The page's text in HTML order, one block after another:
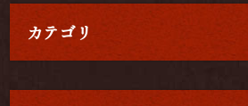
カテゴリ